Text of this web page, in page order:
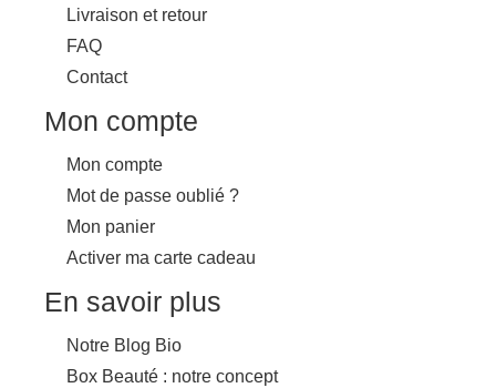
Livraison et retour
FAQ
Contact
Mon compte
Mon compte
Mot de passe oublié ?
Mon panier
Activer ma carte cadeau
En savoir plus
Notre Blog Bio
Box Beauté : notre concept